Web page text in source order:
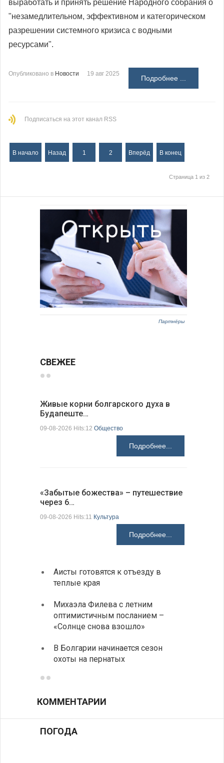
выработать и принять решение Народного собрания о
"незамедлительном, эффективном и категорическом
разрешении системного кризиса с водными
ресурсами".
Опубликовано в Новости 19 авг 2025
Подробнее ...
Подписаться на этот канал RSS
В начало Назад 1 2 Вперёд В конец
Страница 1 из 2
Партнёры
СВЕЖЕЕ
Живые корни болгарского духа в
Будапеште…
09-08-2026 Hits:12 Общество
Подробнее...
«Забытые божества» – путешествие
через 6…
09-08-2026 Hits:11 Культура
Подробнее...
Аисты готовятся к отъезду в
теплые края
Михаэла Филева с летним
оптимистичным посланием –
«Солнце снова взошло»
В Болгарии начинается сезон
охоты на пернатых
КОММЕНТАРИИ
ПОГОДА